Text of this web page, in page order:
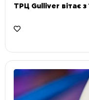
ТРЦ Gulliver вітає з